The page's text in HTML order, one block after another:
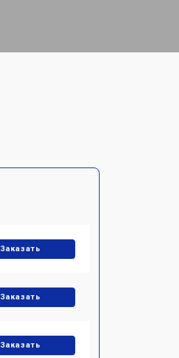
Заказать
Заказать
Заказать